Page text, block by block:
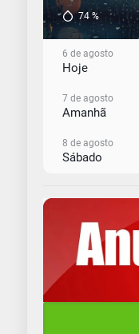
74%
6 de agosto
Hoje
7 de agosto
Amanhã
8 de agosto
Sábado
Domingo
10 de agosto
Segunda-Feira
11 de agosto